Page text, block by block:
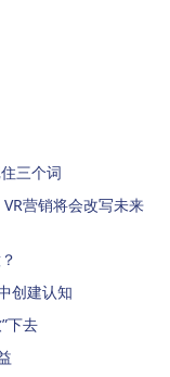
三个词
营销将会改写未来
创建认知
下去